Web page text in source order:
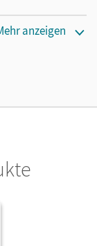
anzeigen